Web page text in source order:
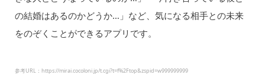
の結婚はあるのかどうか…」など、気になる相手との未来
をのぞくことができるアプリです。
参考URL：https://mirai.cocoloni.jp/t.cgi?t=f%2Ftop&zspid=w999999999